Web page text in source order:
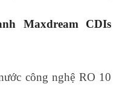
Maxdream CDIs
công nghệ RO 10